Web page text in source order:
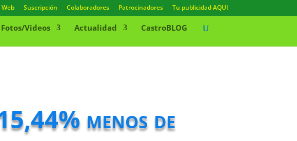
Suscripción Colaboradores Patrocinadores Tu publicidad AQUI
Fotos/Videos Actualidad CastroBLOG
menos de